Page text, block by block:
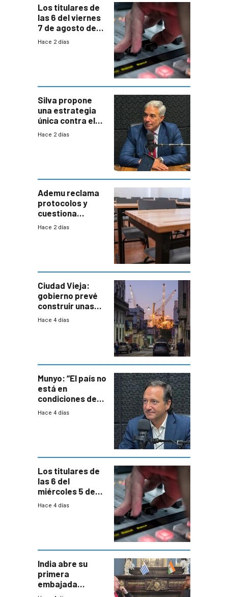
Los titulares de
las 6 del viernes
7 de agosto de
2026
Hace 2 días
Silva propone
una estrategia
única contra el
narcotráfico y
Hace 2 días
Ademu reclama
protocolos y
cuestiona
demora de
Hace 2 días
Ciudad Vieja:
gobierno prevé
construir unas
mil viviendas en
Hace 4 días
Munyo: “El país no
está en
condiciones de
enfrentar una
Hace 4 días
Los titulares de
las 6 del
miércoles 5 de
agosto de 2026
Hace 4 días
India abre su
primera
embajada
residente en